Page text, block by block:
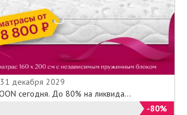
декабря 2029
сегодня. До 80% на ликвида...
-80%